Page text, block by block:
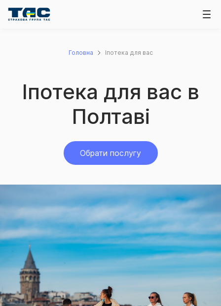
Головна Іпотека для вас
Іпотека для вас в
Полтаві
Обрати послугу